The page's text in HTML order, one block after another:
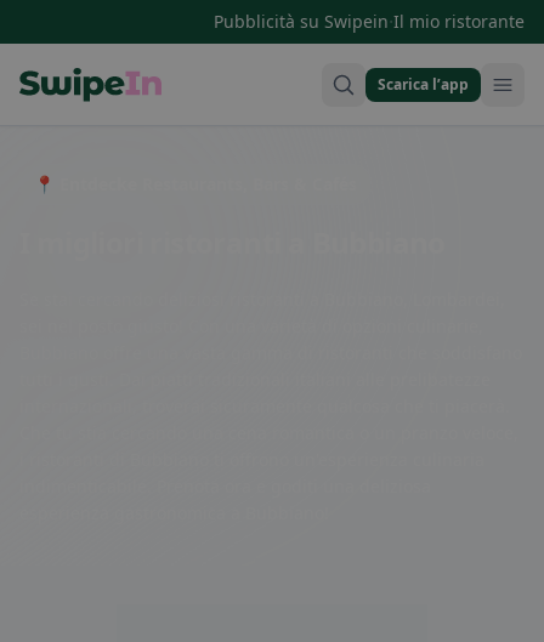
Pubblicità su Swipein·Il mio ristorante
Scarica l’app
📍 Entdecke Restaurants, Bars & Cafés